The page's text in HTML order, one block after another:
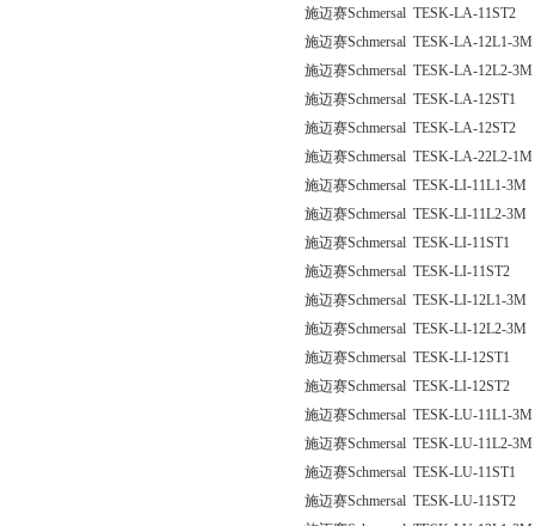
施迈赛Schmersal TESK-LA-11ST2
施迈赛Schmersal TESK-LA-12L1-3M
施迈赛Schmersal TESK-LA-12L2-3M
施迈赛Schmersal TESK-LA-12ST1
施迈赛Schmersal TESK-LA-12ST2
施迈赛Schmersal TESK-LA-22L2-1M
施迈赛Schmersal TESK-LI-11L1-3M
施迈赛Schmersal TESK-LI-11L2-3M
施迈赛Schmersal TESK-LI-11ST1
施迈赛Schmersal TESK-LI-11ST2
施迈赛Schmersal TESK-LI-12L1-3M
施迈赛Schmersal TESK-LI-12L2-3M
施迈赛Schmersal TESK-LI-12ST1
施迈赛Schmersal TESK-LI-12ST2
施迈赛Schmersal TESK-LU-11L1-3M
施迈赛Schmersal TESK-LU-11L2-3M
施迈赛Schmersal TESK-LU-11ST1
施迈赛Schmersal TESK-LU-11ST2